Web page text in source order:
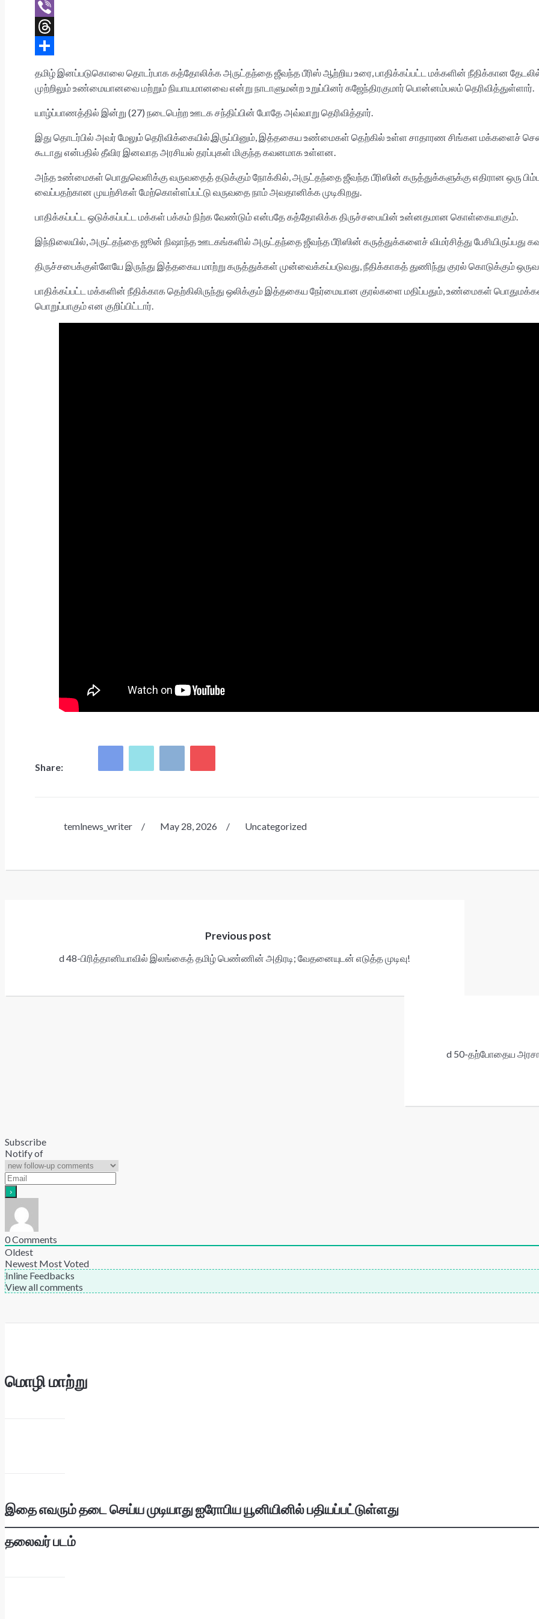
t
s
A
p
c
e
b
o
w
e
E
m
a
V
e
T
r
d
h
e
​தமிழ் இனப்படுகொலை தொடர்பாக கத்தோலிக்க அருட்தந்தை ஜீவந்த பீரிஸ் ஆற்றிய உரை, பாதிக்கப்பட்ட மக்களின் நீதிக்கான தேடலில்
முற்றிலும் உண்மையானவை மற்றும் நியாயமானவை என்று நாடாளுமன்ற உறுப்பினர் கஜேந்திரகுமார் பொன்னம்பலம் தெரிவித்துள்ளார்.
யாழ்ப்பாணத்தில் இன்று (27) நடைபெற்ற ஊடக சந்திப்பின் போதே அவ்வாறு தெரிவித்தார்.
இது தொடர்பில் அவர் மேலும் தெரிவிக்கையில்,​இருப்பினும், இத்தகைய உண்மைகள் தெற்கில் உள்ள சாதாரண சிங்கள மக்களைச்
கூடாது என்பதில் தீவிர இனவாத அரசியல் தரப்புகள் மிகுந்த கவனமாக உள்ளன.
அந்த உண்மைகள் பொதுவெளிக்கு வருவதைத் தடுக்கும் நோக்கில், அருட்தந்தை ஜீவந்த பீரிஸின் கருத்துக்களுக்கு எதிரான ஒரு
வைப்பதற்கான முயற்சிகள் மேற்கொள்ளப்பட்டு வருவதை நாம் அவதானிக்க முடிகிறது.​
பாதிக்கப்பட்ட ஒடுக்கப்பட்ட மக்கள் பக்கம் நிற்க வேண்டும் என்பதே கத்தோலிக்க திருச்சபையின் உன்னதமான கொள்கையாகும்.
இந்நிலையில், அருட்தந்தை ஜூன் நிஷாந்த ஊடகங்களில் அருட்தந்தை ஜீவந்த பீரிஸின் கருத்துக்களைச் விமர்சித்து பேசியிருப்பது
திருச்சபைக்குள்ளேயே இருந்து இத்தகைய மாற்று கருத்துக்கள் முன்வைக்கப்படுவது, நீதிக்காகத் துணிந்து குரல் கொடுக்கும்
பாதிக்கப்பட்ட மக்களின் நீதிக்காக தெற்கிலிருந்து ஒலிக்கும் இத்தகைய நேர்மையான குரல்களை மதிப்பதும், உண்மைகள்
பொறுப்பாகும் என குறிப்பிட்டார்.
Share:
temlnews_writer
/ May 28, 2026 / Uncategorized
Previous post
d 48-பிரித்தானியாவில் இலங்கைத் தமிழ் பெண்ணின் அதிரடி; வேதனையுடன் எடுத்த முடிவு!
d 50-தற்போதைய
Subscribe
Notify of
0Comments
Oldest
Newest Most Voted
Inline Feedbacks
View all comments
மொழி மாற்று
இதை எவரும் தடை செய்ய முடியாது ஐரோபிய யூனியினில் பதியப்பட்டுள்ளது
தலைவர் படம்